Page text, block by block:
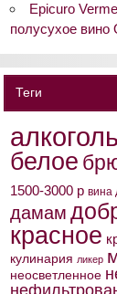
Epicuro
полусухое вино
Теги
алкоголь
белое
1500-3000 р вина
дамам
красное
кулинария ликер
неосветленное